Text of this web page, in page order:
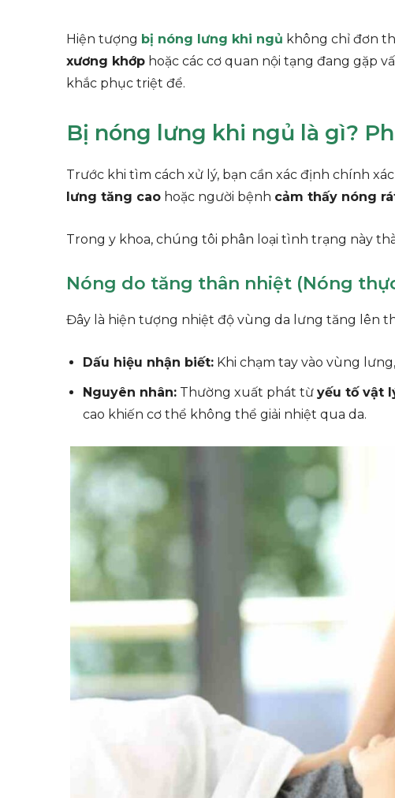
Hiện tượng bị nóng lưng khi ngủ không chỉ đơn
xương khớp hoặc các cơ quan nội tạng đang gặp
khắc phục triệt để.
Bị nóng lưng khi ngủ là gì?
Trước khi tìm cách xử lý, bạn cần xác định chính
lưng tăng cao hoặc người bệnh cảm thấy nóng
Trong y khoa, chúng tôi phân loại tình trạng này
Nóng do tăng thân nhiệt (Nóng
Đây là hiện tượng nhiệt độ vùng da lưng tăng lên
Dấu hiệu nhận biết: Khi chạm tay vào vùng
Nguyên nhân: Thường xuất phát từ yếu tố vật
cao khiến cơ thể không thể giải nhiệt qua da.